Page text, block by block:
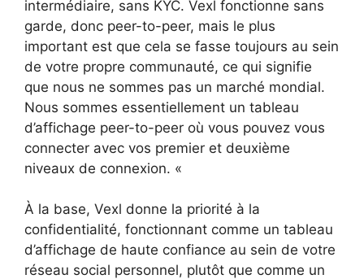
intermédiaire, sans KYC. Vexl fonctionne sans
garde, donc peer-to-peer, mais le plus
important est que cela se fasse toujours au sein
de votre propre communauté, ce qui signifie
que nous ne sommes pas un marché mondial.
Nous sommes essentiellement un tableau
d’affichage peer-to-peer où vous pouvez vous
connecter avec vos premier et deuxième
niveaux de connexion. «
À la base, Vexl donne la priorité à la
confidentialité, fonctionnant comme un tableau
d’affichage de haute confiance au sein de votre
réseau social personnel, plutôt que comme un